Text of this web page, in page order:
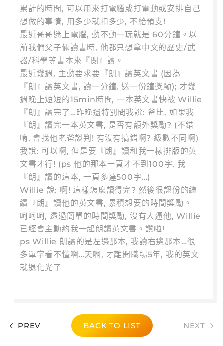
累計的時間, 可以用來打電腦或打電動或安排自己
想做的事情, 用多少就扣多少, 不給預支!
最近哥哥迷上電腦, 動不動一玩就是 60分鐘。以
前我們父子倆讀書時, 他都只想拿中文的歷史/武
器/科學等書本來『閱』讀。
最近幾週, 主動要求要『朗』讀英文書 (因為
『朗』讀英文書, 讀一分鐘, 送一份鐘獎勵); 才幾
週晚上短短的15min時間, 一本英文書快被 Willie
『朗』讀完了…昨晚還特別問我說: 爸比, 如果我
『朗』讀完一本英文書, 是否有額外獎勵? (不錯
唷, 會找他老爸談判! 有沒有搞錯啊? 級數不同啊)
我說: 可以啊, 但是要『朗』讀和我一樣排版的英
文書才行! (ps 他的那本一頁才不到100字, 我
『朗』讀的這本, 一頁多達500字…)
Willie 說: 啊! 這樣怎麼讀得完? 然後很認份的繼
續『朗』讀他的英文書, 累積想要的時間獎勵。
呵呵呵, 透過簡單的時間獎勵, 沒有人逼他, Willie
已經會主動約我一起朗讀英文書。讚啦!
ps Willie 朗讀的是左邊那本, 我讀右邊那本…很
多單字看不懂啊…天啊, 才離開職場5年, 我的英文
就退化光了
PREV BACK TO LIST NEXT